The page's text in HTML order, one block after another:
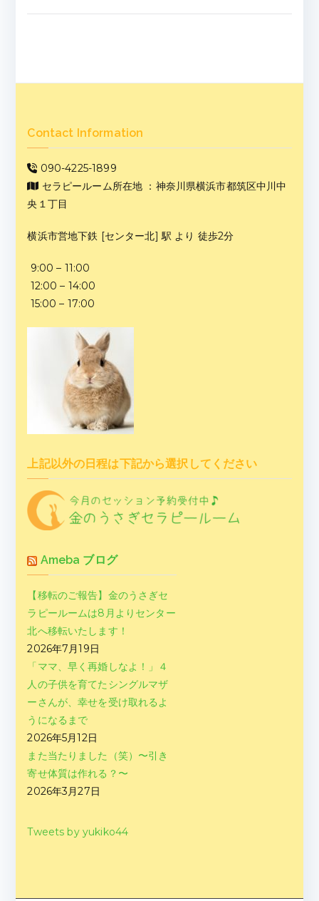
Contact Information
090-4225-1899
セラピールーム所在地 ：神奈川県横浜市都筑区中川中
央１丁目
横浜市営地下鉄 [センター北] 駅 より 徒歩2分
9:00 – 11:00
12:00 – 14:00
15:00 – 17:00
上記以外の日程は下記から選択してください
Ameba ブログ
【移転のご報告】金のうさぎセ
ラピールームは8月よりセンター
北へ移転いたします！
2026年7月19日
「ママ、早く再婚しなよ！」４
人の子供を育てたシングルマザ
ーさんが、幸せを受け取れるよ
うになるまで
2026年5月12日
また当たりました（笑）〜引き
寄せ体質は作れる？〜
2026年3月27日
Tweets by yukiko44